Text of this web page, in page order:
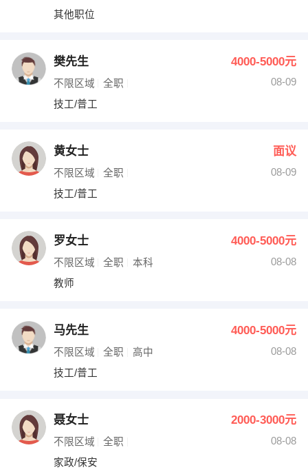
其他职位
樊先生 4000-5000元
不限区域 全职
08-09
技工/普工
黄女士 面议
不限区域 全职
08-09
技工/普工
罗女士 4000-5000元
不限区域 全职 本科
08-08
教师
马先生 4000-5000元
不限区域 全职 高中
08-08
技工/普工
聂女士 2000-3000元
不限区域 全职
08-08
家政/保安